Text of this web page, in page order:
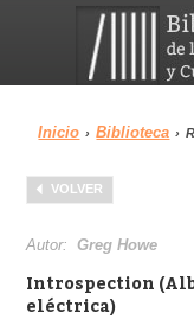
Menu
Biblioteca
Inicio › Biblioteca ›
VOLVER
Autor:Greg Howe
Introspection
eléctrica)